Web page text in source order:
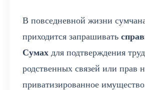
В повседневной жизни
приходится запрашивать
Сумах для подтверждения
родственных связей или прав
приватизированное